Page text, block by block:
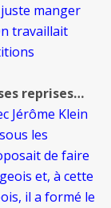
manger
travaillait
reprises…
Jérôme Klein
les
de faire
et, à cette
il a formé le